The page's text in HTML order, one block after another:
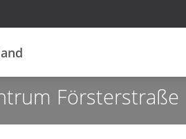
Försterstraße